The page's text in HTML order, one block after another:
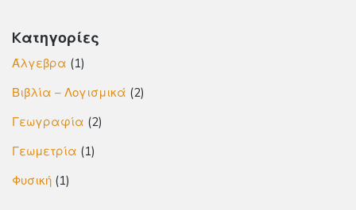
Kατηγορίες
Άλγεβρα (1)
Βιβλία – Λογισμικά (2)
Γεωγραφία (2)
Γεωμετρία (1)
Φυσική (1)